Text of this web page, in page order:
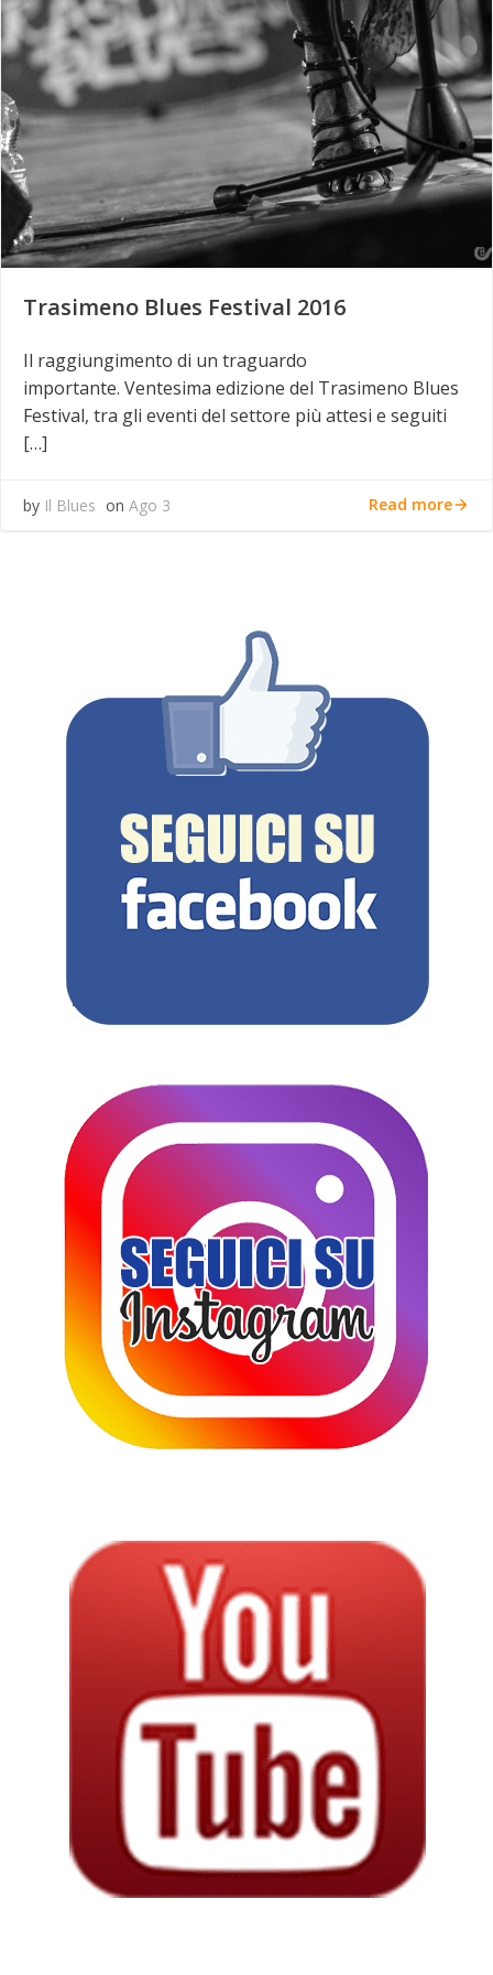
Trasimeno Blues Festival 2016
Il raggiungimento di un traguardo
importante. Ventesima edizione del Trasimeno Blues
Festival, tra gli eventi del settore più attesi e seguiti
[…]
by Il Blues on Ago 3 Read more